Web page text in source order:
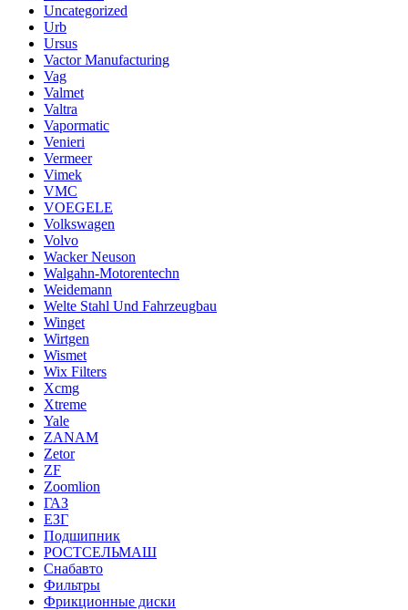
Uncategorized
Urb
Ursus
Vactor Manufacturing
Vag
Valmet
Valtra
Vapormatic
Venieri
Vermeer
Vimek
VMC
VOEGELE
Volkswagen
Volvo
Wacker Neuson
Walgahn-Motorentechn
Weidemann
Welte Stahl Und Fahrzeugbau
Winget
Wirtgen
Wismet
Wix Filters
Xcmg
Xtreme
Yale
ZANAM
Zetor
ZF
Zoomlion
ГАЗ
ЕЗГ
Подшипник
РОСТСЕЛЬМАШ
Снабавто
Фильтры
Фрикционные диски